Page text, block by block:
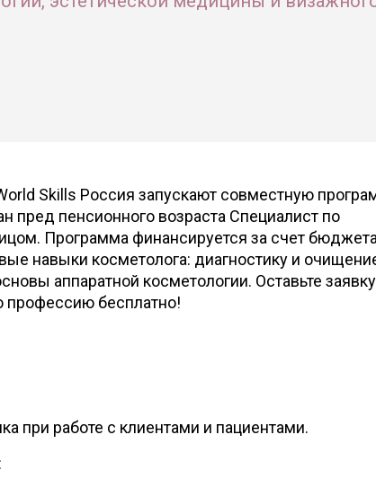
Skills Россия запускают совместную
пред пенсионного возраста Специалист по
Программа финансируется за счет
навыки косметолога: диагностику и
аппаратной косметологии. Оставьте
профессию бесплатно!
при работе с клиентами и пациентами.